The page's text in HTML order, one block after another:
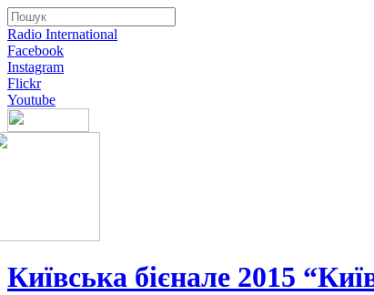
Radio International
Facebook
Instagram
Flickr
Youtube
Київська бієнале 2015